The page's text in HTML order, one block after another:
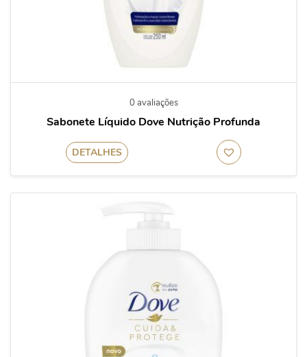
0 avaliações
Sabonete Líquido Dove Nutrição Profunda
DETALHES